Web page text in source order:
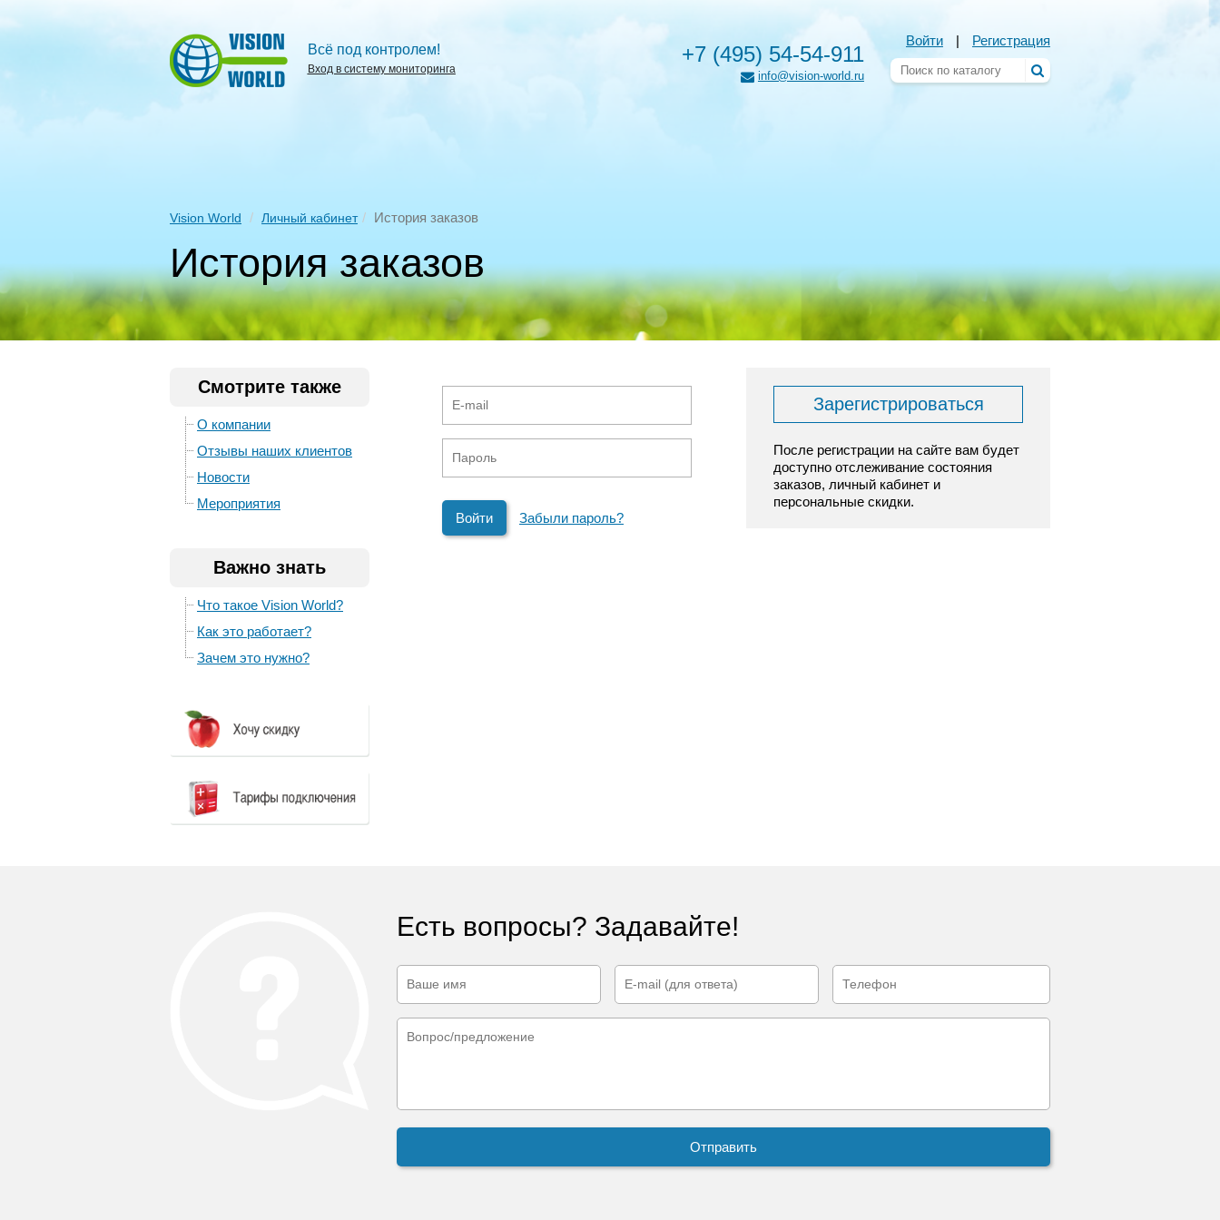
Всё под контролем!
Вход в систему мониторинга
+7 (495) 54-54-911
info@vision-world.ru
Войти | Регистрация
Vision World Личный кабинет История заказов
История заказов
Смотрите также
О компании
Отзывы наших клиентов
Новости
Мероприятия
Важно знать
Что такое Vision World?
Как это работает?
Зачем это нужно?
Забыли пароль?
Зарегистрироваться
После регистрации на сайте вам будет
доступно отслеживание состояния
заказов, личный кабинет и
персональные скидки.
Есть вопросы? Задавайте!